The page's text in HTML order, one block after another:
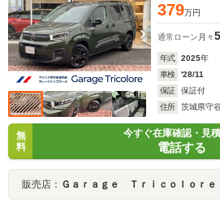
379万円
通常ローン 月々
年式 2025年
車検
'28/11
保証
保証付
住所
茨城県守
無
料
今すぐ在庫確認・見
電話する
販売店： Ｇａｒａｇｅ Ｔｒｉｃｏｌｏｒｅ（